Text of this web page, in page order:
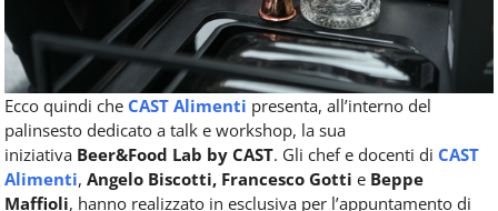
Ecco quindi che CAST Alimenti presenta, all’interno del
palinsesto dedicato a talk e workshop, la sua
iniziativa Beer&Food Lab by CAST. Gli chef e docenti di CAST
Alimenti, Angelo Biscotti, Francesco Gotti e Beppe
Maffioli, hanno realizzato in esclusiva per l’appuntamento di